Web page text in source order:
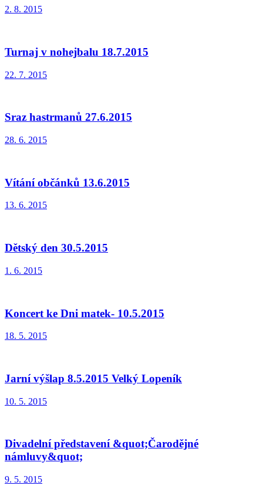
2. 8. 2015
Turnaj v nohejbalu 18.7.2015
22. 7. 2015
Sraz hastrmanů 27.6.2015
28. 6. 2015
Vítání občánků 13.6.2015
13. 6. 2015
Dětský den 30.5.2015
1. 6. 2015
Koncert ke Dni matek- 10.5.2015
18. 5. 2015
Jarní výšlap 8.5.2015 Velký Lopeník
10. 5. 2015
Divadelní představení &quot;Čarodějné
námluvy&quot;
9. 5. 2015